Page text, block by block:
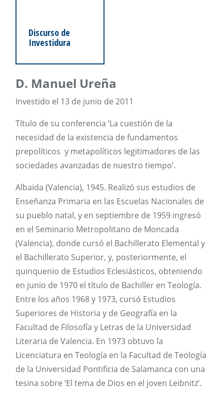
Discurso de
Investidura
D. Manuel Ureña
Investido el 13 de junio de 2011
Título de su conferencia ‘La cuestión de la
necesidad de la existencia de fundamentos
prepolíticos y metapolíticos legitimadores de las
sociedades avanzadas de nuestro tiempo’.
Albaida (Valencia), 1945. Realizó sus estudios de
Enseñanza Primaria en las Escuelas Nacionales de
su pueblo natal, y en septiembre de 1959 ingresó
en el Seminario Metropolitano de Moncada
(Valencia), donde cursó el Bachillerato Elemental y
el Bachillerato Superior, y, posteriormente, el
quinquenio de Estudios Eclesiásticos, obteniendo
en junio de 1970 el título de Bachiller en Teología.
Entre los años 1968 y 1973, cursó Estudios
Superiores de Historia y de Geografía en la
Facultad de Filosofía y Letras de la Universidad
Literaria de Valencia. En 1973 obtuvo la
Licenciatura en Teología en la Facultad de Teología
de la Universidad Pontificia de Salamanca con una
tesina sobre ‘El tema de Dios en el joven Leibnitz’.